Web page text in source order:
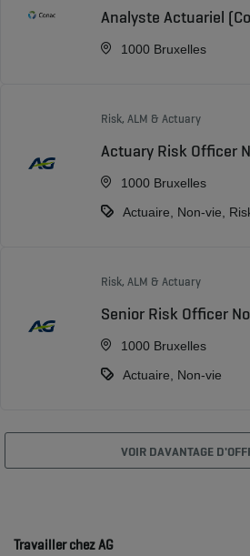
Analyste Actuariel
1000 Bruxelles
Risk, ALM & Actuary
Actuary Risk Officer
1000 Bruxelles
Actuaire, Non-vie,
Risk, ALM & Actuary
Senior Risk Officer
1000 Bruxelles
Actuaire, Non-vie
VOIR DAVANTAGE
Travailler chez AG